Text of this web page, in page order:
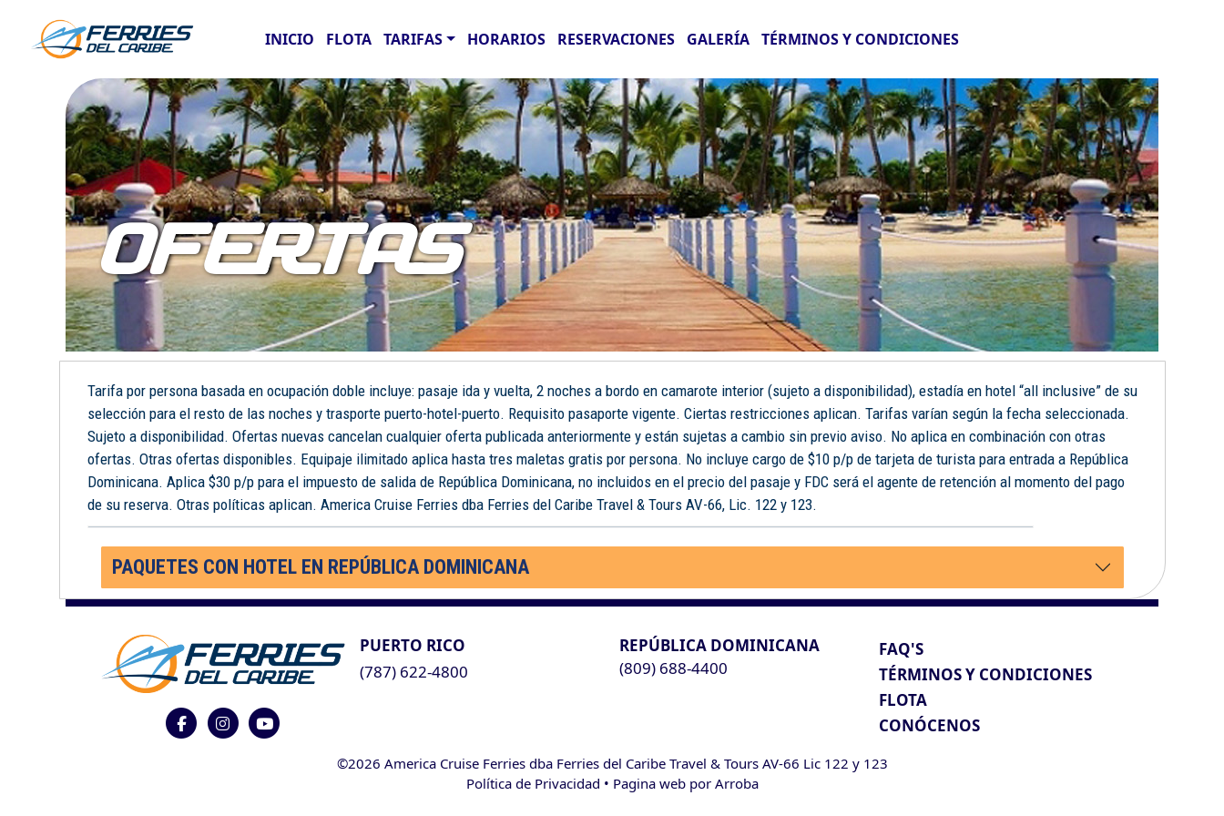
INICIO FLOTA TARIFAS HORARIOS RESERVACIONES GALERÍA TÉRMINOS Y CONDICIONES
OFERTAS
Tarifa por persona basada en ocupación doble incluye: pasaje ida y vuelta, 2 noches a bordo en camarote interior (sujeto a disponibilidad), estadía en hotel “all inclusive” de su
selección para el resto de las noches y trasporte puerto-hotel-puerto. Requisito pasaporte vigente. Ciertas restricciones aplican. Tarifas varían según la fecha seleccionada.
Sujeto a disponibilidad. Ofertas nuevas cancelan cualquier oferta publicada anteriormente y están sujetas a cambio sin previo aviso. No aplica en combinación con otras
ofertas. Otras ofertas disponibles. Equipaje ilimitado aplica hasta tres maletas gratis por persona. No incluye cargo de $10 p/p de tarjeta de turista para entrada a República
Dominicana. Aplica $30 p/p para el impuesto de salida de República Dominicana, no incluidos en el precio del pasaje y FDC será el agente de retención al momento del pago
de su reserva. Otras políticas aplican. America Cruise Ferries dba Ferries del Caribe Travel & Tours AV-66, Lic. 122 y 123.
PAQUETES CON HOTEL EN REPÚBLICA DOMINICANA
PUERTO RICO
(787) 622-4800
REPÚBLICA DOMINICANA
(809) 688-4400
FAQ'S
TÉRMINOS Y CONDICIONES
FLOTA
CONÓCENOS
©2026 America Cruise Ferries dba Ferries del Caribe Travel & Tours AV-66 Lic 122 y 123
Política de Privacidad • Pagina web por Arroba